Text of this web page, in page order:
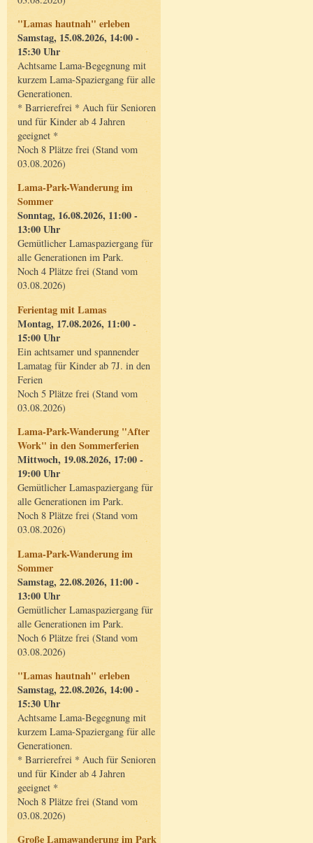
"Lamas hautnah" erleben
Samstag, 15.08.2026, 14:00 -
15:30 Uhr
Achtsame Lama-Begegnung mit
kurzem Lama-Spaziergang für alle
Generationen.
* Barrierefrei * Auch für Senioren
und für Kinder ab 4 Jahren
geeignet *
Noch 8 Plätze frei (Stand vom
03.08.2026)
Lama-Park-Wanderung im
Sommer
Sonntag, 16.08.2026, 11:00 -
13:00 Uhr
Gemütlicher Lamaspaziergang für
alle Generationen im Park.
Noch 4 Plätze frei (Stand vom
03.08.2026)
Ferientag mit Lamas
Montag, 17.08.2026, 11:00 -
15:00 Uhr
Ein achtsamer und spannender
Lamatag für Kinder ab 7J. in den
Ferien
Noch 5 Plätze frei (Stand vom
03.08.2026)
Lama-Park-Wanderung "After
Work" in den Sommerferien
Mittwoch, 19.08.2026, 17:00 -
19:00 Uhr
Gemütlicher Lamaspaziergang für
alle Generationen im Park.
Noch 8 Plätze frei (Stand vom
03.08.2026)
Lama-Park-Wanderung im
Sommer
Samstag, 22.08.2026, 11:00 -
13:00 Uhr
Gemütlicher Lamaspaziergang für
alle Generationen im Park.
Noch 6 Plätze frei (Stand vom
03.08.2026)
"Lamas hautnah" erleben
Samstag, 22.08.2026, 14:00 -
15:30 Uhr
Achtsame Lama-Begegnung mit
kurzem Lama-Spaziergang für alle
Generationen.
* Barrierefrei * Auch für Senioren
und für Kinder ab 4 Jahren
geeignet *
Noch 8 Plätze frei (Stand vom
03.08.2026)
Große Lamawanderung im Park